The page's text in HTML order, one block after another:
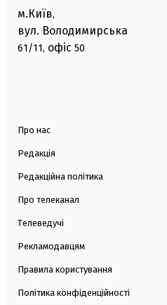
м.Київ,
вул. Володимирська
61/11, офіс 50
Про нас
Редакція
Редакційна політика
Про телеканал
Телеведучі
Рекламодавцям
Правила користування
Політика конфіденційності